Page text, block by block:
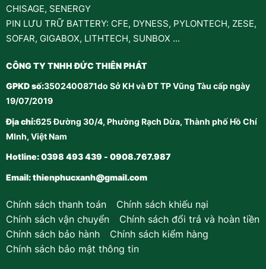
CHISAGE, SENERGY
PIN LƯU TRỮ BATTERY: CFE, DYNESS, PYLONTECH, ZESE,
SOFAR, GIGABOX, LITHTECH, SUNBOX ...
CÔNG TY TNHH ĐỨC THIÊN PHÁT
GPKD số:3502400871do Sở KH và ĐT TP Vũng Tàu cấp ngày
19/07/2019
Địa chỉ:625 Đường 30/4, Phường Rạch Dừa, Thành phố Hồ Chí
MInh, Việt Nam
Hotline: 0398 493 439 - 0908.767.987
Email:thienphucxanh@gmail.com
Chính sách thanh toán- Chính sách khiếu nại
Chính sách vận chuyển- Chính sách đổi trả và hoàn tiền
Chính sách bảo hành- Chính sách kiểm hàng
Chính sách bảo mật thông tin